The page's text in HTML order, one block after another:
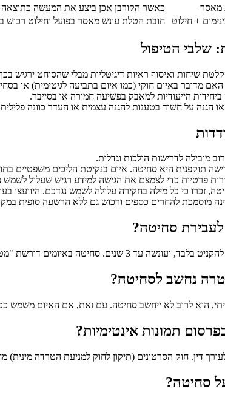
כאשר הקורבן אכן ביצע את המעשה כתוצאה
+ חילוט חובת הטלת עונש מאסר בפועל וחילוט רכוש
שלבי הטיפול
שיחות ואיסוף ראיות דיגיטליות מבלי שהסוחט ירגיש
האם מדובר באיום חוקי (כמו איום בתביעה לגיטימית) או
הייעודיות למאבק בפשיעה חמורה או בסייבר.
או הגנה על חשוד בטענות להגנה עצמית או העדר כוונה
מובילה לדרישות הולכות וגדלות.
תוקפנית היא סחיטה. איום בנקיטת הליכים משפטיים
פרטיות כדי לצמצם את הגישה למידע רגיש שעלול לשמש
זכרו כי כל מילה בחקירה עלולה לשמש נגדכם. היוועצו
מוסמכת להחרים כספים ורכוש גם ללא הרשעה סופית
לעבירת סחיטה?
נחשב לסחיטה?
הוא לרוב לא ייחשב סחיטה. עם זאת, אם האיום משמש
תמונות אינטימיות?
דין. חוק הסרטונים (תיקון לחוק למניעת הטרדה
סחיטה?